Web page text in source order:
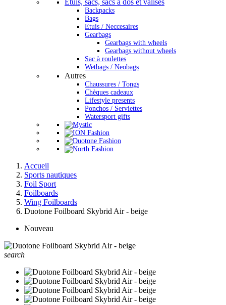
Étuis, sacs, sacs à dos et valises
Backpacks
Bags
Etuis / Neccesaires
Gearbags
Gearbags with wheels
Gearbags without wheels
Sac à roulettes
Wetbags / Neobags
Autres
Chaussures / Tongs
Chèques cadeaux
Lifestyle presents
Ponchos / Serviettes
Watersport gifts
Accueil
Sports nautiques
Foil Sport
Foilboards
Wing Foilboards
Duotone Foilboard Skybrid Air - beige
Nouveau
search